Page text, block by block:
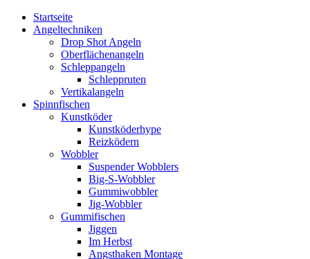
Startseite
Angeltechniken
Drop Shot Angeln
Oberflächenangeln
Schleppangeln
Schleppruten
Vertikalangeln
Spinnfischen
Kunstköder
Kunstköderhype
Reizködern
Wobbler
Suspender Wobblers
Big-S-Wobbler
Gummiwobbler
Jig-Wobbler
Gummifischen
Jiggen
Im Herbst
Angsthaken Montage